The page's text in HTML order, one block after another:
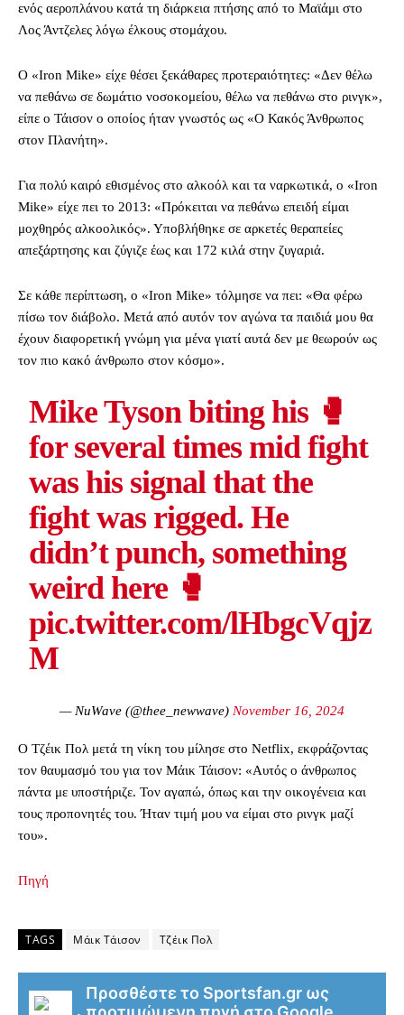
ενός αεροπλάνου κατά τη διάρκεια πτήσης από το Μαϊάμι στο
Λος Άντζελες λόγω έλκους στομάχου.
Ο «Iron Mike» είχε θέσει ξεκάθαρες προτεραιότητες: «Δεν θέλω
να πεθάνω σε δωμάτιο νοσοκομείου, θέλω να πεθάνω στο ρινγκ»,
είπε ο Τάισον ο οποίος ήταν γνωστός ως «Ο Κακός Άνθρωπος
στον Πλανήτη».
Για πολύ καιρό εθισμένος στο αλκοόλ και τα ναρκωτικά, ο «Iron
Mike» είχε πει το 2013: «Πρόκειται να πεθάνω επειδή είμαι
μοχθηρός αλκοολικός». Υποβλήθηκε σε αρκετές θεραπείες
απεξάρτησης και ζύγιζε έως και 172 κιλά στην ζυγαριά.
Σε κάθε περίπτωση, ο «Iron Mike» τόλμησε να πει: «Θα φέρω
πίσω τον διάβολο. Μετά από αυτόν τον αγώνα τα παιδιά μου θα
έχουν διαφορετική γνώμη για μένα γιατί αυτά δεν με θεωρούν ως
τον πιο κακό άνθρωπο στον κόσμο».
Mike Tyson biting his 🥊
for several times mid fight
was his signal that the
fight was rigged. He
didn’t punch, something
weird here 🥊
pic.twitter.com/lHbgcVqjz
M
— NuWave (@thee_newwave) November 16, 2024
Ο Τζέικ Πολ μετά τη νίκη του μίλησε στο Netflix, εκφράζοντας
τον θαυμασμό του για τον Μάικ Τάισον: «Αυτός ο άνθρωπος
πάντα με υποστήριζε. Τον αγαπώ, όπως και την οικογένεια και
τους προπονητές του. Ήταν τιμή μου να είμαι στο ρινγκ μαζί
του».
Πηγή
TAGS Μάικ Τάισον Τζέικ Πολ
Προσθέστε το Sportsfan.gr ως